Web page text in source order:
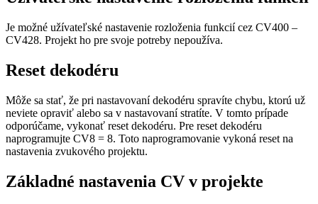
Je možné užívateľské nastavenie rozloženia funkcií cez CV400 –
CV428. Projekt ho pre svoje potreby nepoužíva.
Reset dekodéru
Môže sa stať, že pri nastavovaní dekodéru spravíte chybu, ktorú už
neviete opraviť alebo sa v nastavovaní stratíte. V tomto prípade
odporúčame, vykonať reset dekodéru. Pre reset dekodéru
naprogramujte CV8 = 8. Toto naprogramovanie vykoná reset na
nastavenia zvukového projektu.
Základné nastavenia CV v projekte